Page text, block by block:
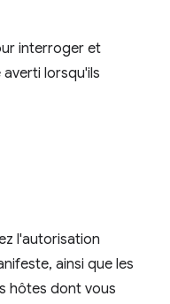
interroger et
lorsqu'ils
l'autorisation
ainsi que les
hôtes dont vous